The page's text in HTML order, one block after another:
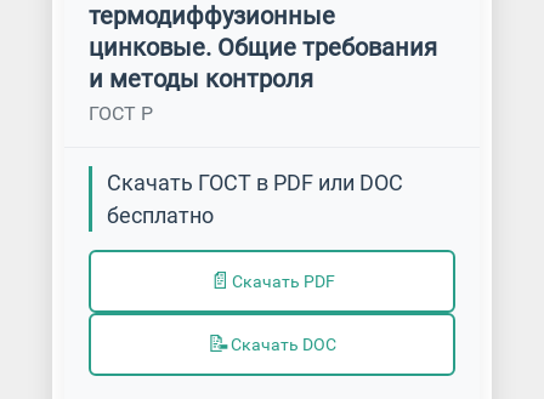
термодиффузионные
цинковые. Общие требования
и методы контроля
ГОСТ Р
Скачать ГОСТ в PDF или DOC
бесплатно
📄 Скачать PDF
📝Скачать DOC